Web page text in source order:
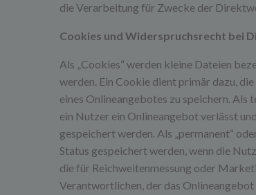
die Verarbeitung für Zwecke der
Cookies und Widerspruchsrecht bei
Als „Cookies“ werden kleine Dateien
werden. Ein Cookie dient primär dazu,
eines Onlineangebotes zu speichern. Als
ein Nutzer ein Onlineangebot verlässt
gespeichert werden. Als „permanent“
Status gespeichert werden, wenn die
die für Reichweitenmessung oder
Verantwortlichen, der das